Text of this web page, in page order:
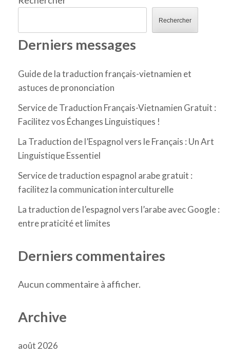
Rechercher
Derniers messages
Guide de la traduction français-vietnamien et
astuces de prononciation
Service de Traduction Français-Vietnamien Gratuit :
Facilitez vos Échanges Linguistiques !
La Traduction de l’Espagnol vers le Français : Un Art
Linguistique Essentiel
Service de traduction espagnol arabe gratuit :
facilitez la communication interculturelle
La traduction de l’espagnol vers l’arabe avec Google :
entre praticité et limites
Derniers commentaires
Aucun commentaire à afficher.
Archive
août 2026